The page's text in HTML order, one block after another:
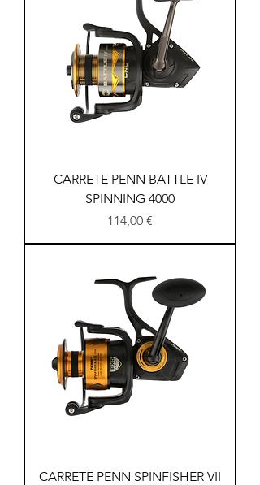
CARRETE PENN BATTLE IV
SPINNING 4000
Precio
114,00 €
CARRETE PENN SPINFISHER VII